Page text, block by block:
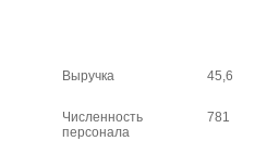
Выручка 45,6
Численность
персонала
781